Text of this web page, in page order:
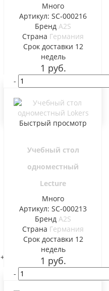
Много
Артикул: SC-000216
Бренд A2S
Страна Германия
Cрок доставки 12
недель
1 руб.
-
+
Быстрый просмотр
Учебный стол
одноместный
Lecture
Много
Артикул: SC-000213
Бренд A2S
Страна Германия
Cрок доставки 12
недель
1 руб.
-